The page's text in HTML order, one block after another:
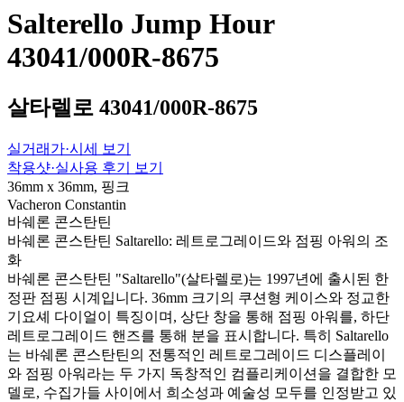
Salterello Jump Hour
43041/000R-8675
살타렐로 43041/000R-8675
실거래가·시세 보기
착용샷·실사용 후기 보기
36mm x 36mm, 핑크
Vacheron Constantin
바쉐론 콘스탄틴
바쉐론 콘스탄틴 Saltarello: 레트로그레이드와 점핑 아워의 조
화
바쉐론 콘스탄틴 "Saltarello"(살타렐로)는 1997년에 출시된 한
정판 점핑 시계입니다. 36mm 크기의 쿠션형 케이스와 정교한
기요셰 다이얼이 특징이며, 상단 창을 통해 점핑 아워를, 하단
레트로그레이드 핸즈를 통해 분을 표시합니다. 특히 Saltarello
는 바쉐론 콘스탄틴의 전통적인 레트로그레이드 디스플레이
와 점핑 아워라는 두 가지 독창적인 컴플리케이션을 결합한 모
델로, 수집가들 사이에서 희소성과 예술성 모두를 인정받고 있